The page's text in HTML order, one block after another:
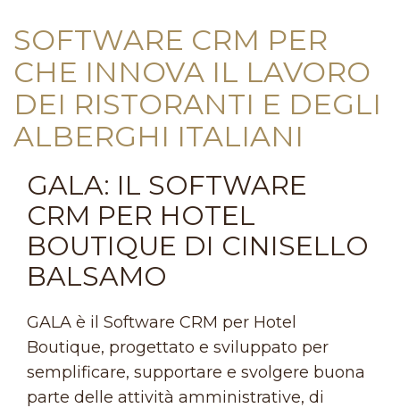
SOFTWARE CRM PER
CHE INNOVA IL LAVORO
DEI RISTORANTI E DEGLI
ALBERGHI ITALIANI
GALA: IL SOFTWARE
CRM PER HOTEL
BOUTIQUE DI CINISELLO
BALSAMO
GALA è il Software CRM per Hotel
Boutique, progettato e sviluppato per
semplificare, supportare e svolgere buona
parte delle attività amministrative, di